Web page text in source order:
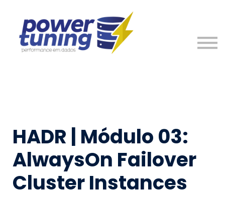
Nosso Time
Entre em Contato
HADR | Módulo 03:
AlwaysOn Failover
Cluster Instances​